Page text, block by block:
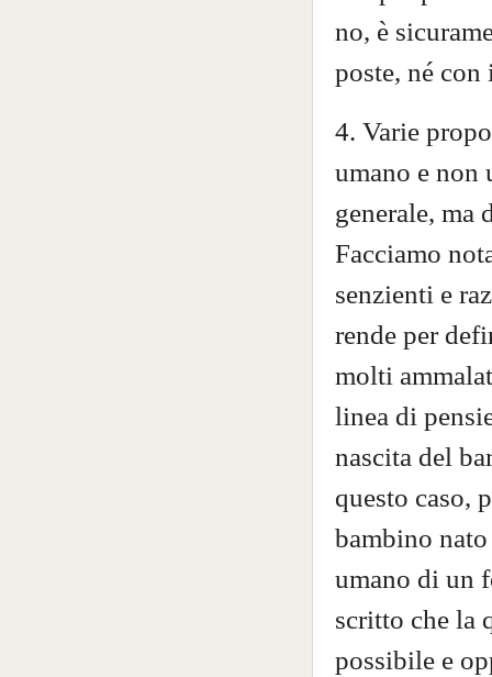
no, è
poste, né
4. Varie
umano e non
generale, ma
Facciamo
senzienti e
rende per
molti
linea di
nascita del
questo caso,
bambino
umano di un
scritto che la
possibile e